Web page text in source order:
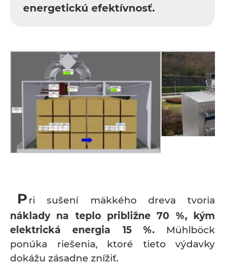
energetickú efektívnosť.
Pri sušení mäkkého dreva tvoria
náklady na teplo približne 70 %, kým
elektrická energia 15 %.Mühlböck
ponúka riešenia, ktoré tieto výdavky
dokážu zásadne znížiť.